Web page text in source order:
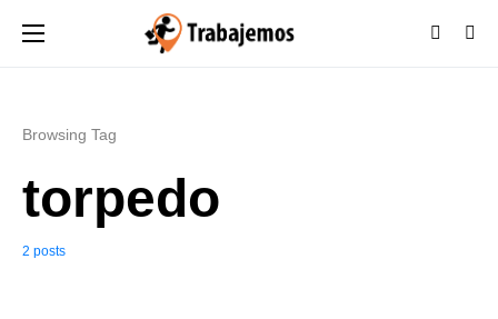
Browsing Tag
torpedo
2 posts